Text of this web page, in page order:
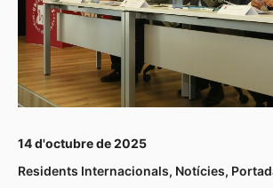
14 d'octubre de 2025
Residents Internacionals, Notícies,